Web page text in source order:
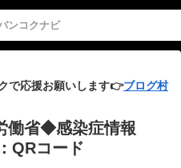
ンコクナビ
で応援お願いします👉ブログ村
働省◆感染症情報
QRコード